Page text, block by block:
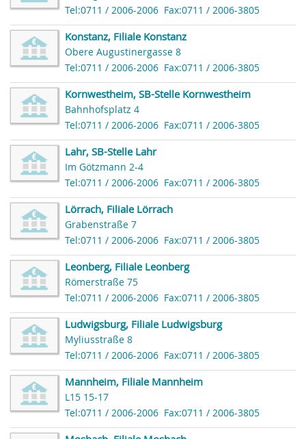
Tel:0711 / 2006-2006 Fax:0711 / 2006-3805
Konstanz, Filiale Konstanz
Obere Augustinergasse 8
Tel:0711 / 2006-2006 Fax:0711 / 2006-3805
Kornwestheim, SB-Stelle Kornwestheim
Bahnhofsplatz 4
Tel:0711 / 2006-2006 Fax:0711 / 2006-3805
Lahr, SB-Stelle Lahr
Im Götzmann 2-4
Tel:0711 / 2006-2006 Fax:0711 / 2006-3805
Lörrach, Filiale Lörrach
Grabenstraße 7
Tel:0711 / 2006-2006 Fax:0711 / 2006-3805
Leonberg, Filiale Leonberg
Römerstraße 75
Tel:0711 / 2006-2006 Fax:0711 / 2006-3805
Ludwigsburg, Filiale Ludwigsburg
Myliusstraße 8
Tel:0711 / 2006-2006 Fax:0711 / 2006-3805
Mannheim, Filiale Mannheim
L15 15-17
Tel:0711 / 2006-2006 Fax:0711 / 2006-3805